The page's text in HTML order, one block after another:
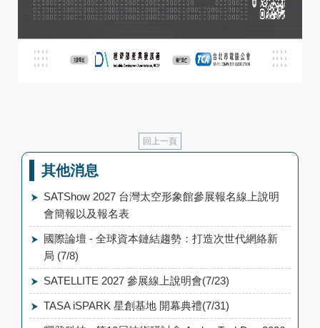
回上一頁
其他消息
SATShow 2027 台灣太空形象館參展報名線上說明
會簡報以及報名表
國際論壇 - 全球資本鏈結趨勢：打造次世代網絡新
局 (7/8)
SATELLITE 2027 參展線上說明會(7/23)
TASA iSPARK 星創基地 開幕典禮(7/31)